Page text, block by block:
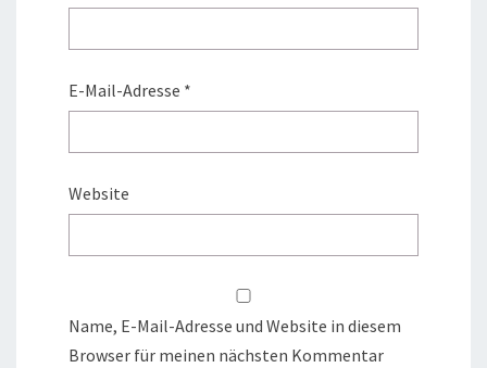
E-Mail-Adresse *
Website
Name, E-Mail-Adresse und Website in diesem
Browser für meinen nächsten Kommentar